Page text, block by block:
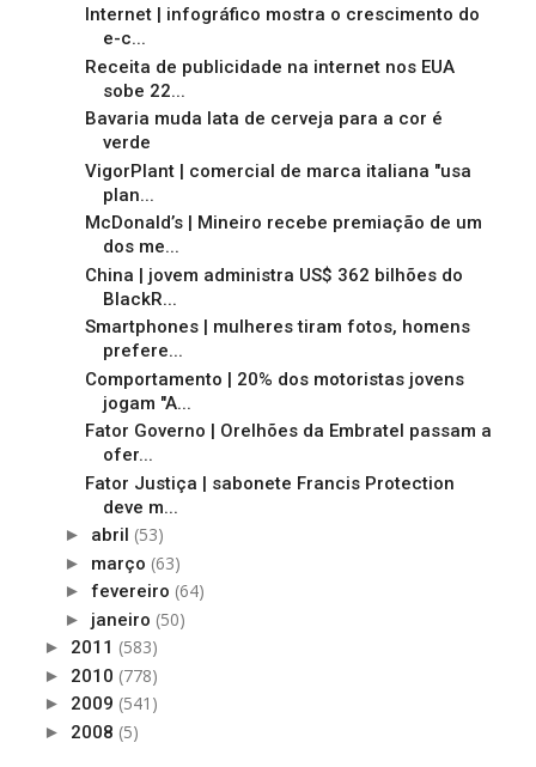
Internet | infográfico mostra o crescimento do
e-c...
Receita de publicidade na internet nos EUA
sobe 22...
Bavaria muda lata de cerveja para a cor é
verde
VigorPlant | comercial de marca italiana "usa
plan...
McDonald’s | Mineiro recebe premiação de um
dos me...
China | jovem administra US$ 362 bilhões do
BlackR...
Smartphones | mulheres tiram fotos, homens
prefere...
Comportamento | 20% dos motoristas jovens
jogam "A...
Fator Governo | Orelhões da Embratel passam a
ofer...
Fator Justiça | sabonete Francis Protection
deve m...
► abril (53)
► março (63)
► fevereiro (64)
► janeiro (50)
► 2011 (583)
► 2010 (778)
► 2009 (541)
► 2008 (5)